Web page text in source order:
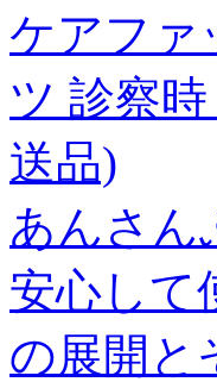
ケアファ
ツ 診察
送品)
あんさん
安心して
の展開と